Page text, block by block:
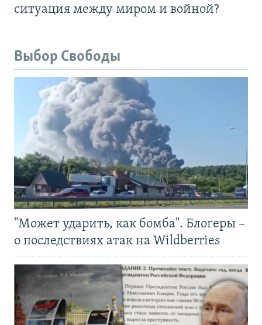
ситуация между миром и войной?
Выбор Свободы
"Может ударить, как бомба". Блогеры –
о последствиях атак на Wildberries